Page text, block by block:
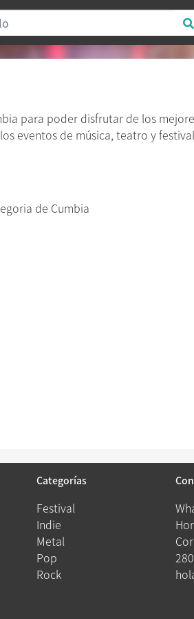
para poder disfrutar de los
eventos de música, teatro y
de Cumbia
Categorías
Festival
Indie
Metal
Pop
Rock